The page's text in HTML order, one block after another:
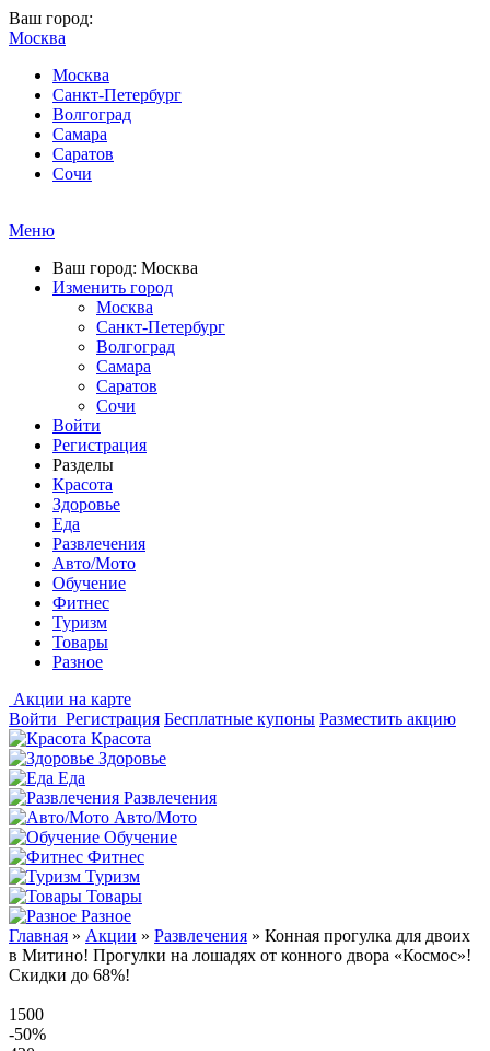
Ваш город:
Москва
Москва
Санкт-Петербург
Волгоград
Самара
Саратов
Сочи
Меню
Ваш город: Москва
Изменить город
Москва
Санкт-Петербург
Волгоград
Самара
Саратов
Сочи
Войти
Регистрация
Разделы
Красота
Здоровье
Еда
Развлечения
Авто/Мото
Обучение
Фитнес
Туризм
Товары
Разное
Акции на карте
Войти Регистрация Бесплатные купоны Разместить акцию
Красота
Здоровье
Еда
Развлечения
Авто/Мото
Обучение
Фитнес
Туризм
Товары
Разное
Главная » Акции » Развлечения » Конная прогулка для двоих
в Митино! Прогулки на лошадях от конного двора «Космос»!
Скидки до 68%!
1500
-50%